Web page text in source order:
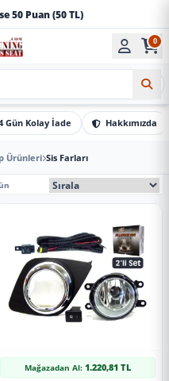
50 Puan (50 TL)
oto aksesuar ve tuning 0
Gün Kolay İade Hakkımızda
Ürünleri Sis Farları
Mobil Sıralama
Mağazadan Al:1.220,81 TL